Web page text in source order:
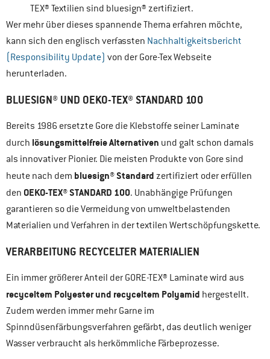
TEX® Textilien sind bluesign® zertifiziert.
Wer mehr über dieses spannende Thema erfahren möchte,
kann sich den englisch verfassten Nachhaltigkeitsbericht
(Responsibility Update) von der Gore-Tex Webseite
herunterladen.
BLUESIGN® UND OEKO-TEX® STANDARD 100
Bereits 1986 ersetzte Gore die Klebstoffe seiner Laminate
durch lösungsmittelfreie Alternativen und galt schon damals
als innovativer Pionier. Die meisten Produkte von Gore sind
heute nach dem bluesign® Standard zertifiziert oder erfüllen
den OEKO-TEX® STANDARD 100. Unabhängige Prüfungen
garantieren so die Vermeidung von umweltbelastenden
Materialien und Verfahren in der textilen Wertschöpfungskette.
VERARBEITUNG RECYCELTER MATERIALIEN
Ein immer größerer Anteil der GORE-TEX® Laminate wird aus
recyceltem Polyester und recyceltem Polyamid hergestellt.
Zudem werden immer mehr Garne im
Spinndüsenfärbungsverfahren gefärbt, das deutlich weniger
Wasser verbraucht als herkömmliche Färbeprozesse.